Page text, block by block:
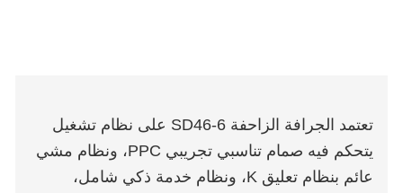
تعتمد الجرافة الزاحفة SD46-6 على نظام تشغيل
يتحكم فيه صمام تناسبي تجريبي PPC، ونظام مشي
عائم بنظام تعليق K، ونظام خدمة ذكي شامل،